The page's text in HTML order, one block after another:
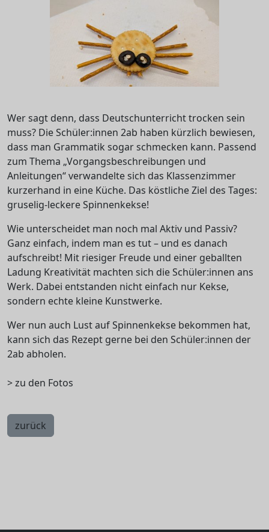
Wer sagt denn, dass Deutschunterricht trocken sein
muss? Die Schüler:innen 2ab haben kürzlich bewiesen,
dass man Grammatik sogar schmecken kann. Passend
zum Thema „Vorgangsbeschreibungen und
Anleitungen“ verwandelte sich das Klassenzimmer
kurzerhand in eine Küche. Das köstliche Ziel des Tages:
gruselig-leckere Spinnenkekse!
Wie unterscheidet man noch mal Aktiv und Passiv?
Ganz einfach, indem man es tut – und es danach
aufschreibt! Mit riesiger Freude und einer geballten
Ladung Kreativität machten sich die Schüler:innen ans
Werk. Dabei entstanden nicht einfach nur Kekse,
sondern echte kleine Kunstwerke.
Wer nun auch Lust auf Spinnenkekse bekommen hat,
kann sich das Rezept gerne bei den Schüler:innen der
2ab abholen.
> zu den Fotos
zurück